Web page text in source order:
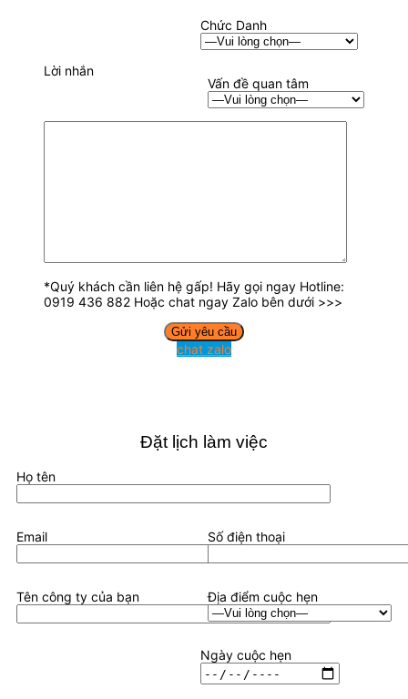
Chức Danh
Vấn đề quan tâm
Lời nhắn
*Quý khách cần liên hệ gấp! Hãy gọi ngay Hotline:
0919 436 882 Hoặc chat ngay Zalo bên dưới >>>
chat zalo
Đặt lịch làm việc
Họ tên
Email Số điện thoại
Tên công ty của bạn Địa điểm cuộc hẹn
Ngày cuộc hẹn